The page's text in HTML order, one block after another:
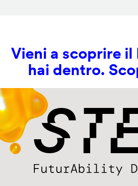
Vieni a scoprire il
hai dentro.